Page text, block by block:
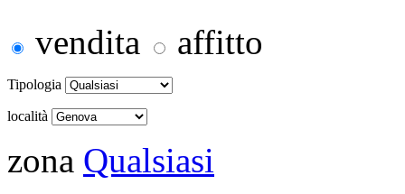
vendita affitto
Tipologia
località
zona Qualsiasi